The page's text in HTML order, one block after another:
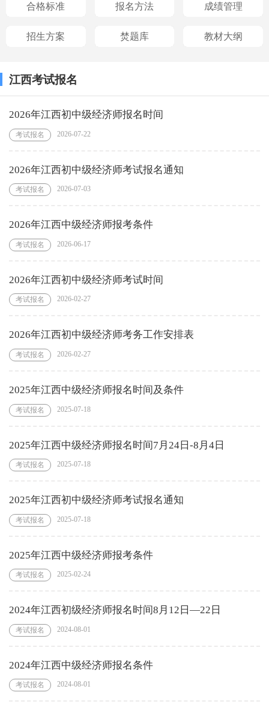
合格标准 报名方法 成绩管理
招生方案 焚题库 教材大纲
江西考试报名
2026年江西初中级经济师报名时间
考试报名 2026-07-22
2026年江西初中级经济师考试报名通知
考试报名 2026-07-03
2026年江西中级经济师报考条件
考试报名 2026-06-17
2026年江西初中级经济师考试时间
考试报名 2026-02-27
2026年江西初中级经济师考务工作安排表
考试报名 2026-02-27
2025年江西中级经济师报名时间及条件
考试报名 2025-07-18
2025年江西中级经济师报名时间7月24日-8月4日
考试报名 2025-07-18
2025年江西初中级经济师考试报名通知
考试报名 2025-07-18
2025年江西中级经济师报考条件‌
考试报名 2025-02-24
2024年江西初级经济师报名时间8月12日—22日
考试报名 2024-08-01
2024年江西中级经济师报名条件
考试报名 2024-08-01